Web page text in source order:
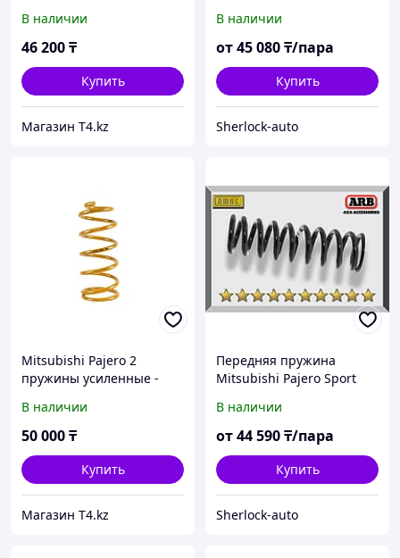
В наличии
46 200₸
Купить
Магазин T4.kz
В наличии
от45 080₸/пара
Купить
Sherlock-auto
Mitsubishi Pajero 2
пружины усиленные -
В наличии
50 000₸
Купить
Магазин T4.kz
Передняя пружина
Mitsubishi Pajero Sport
В наличии
от44 590₸/пара
Купить
Sherlock-auto